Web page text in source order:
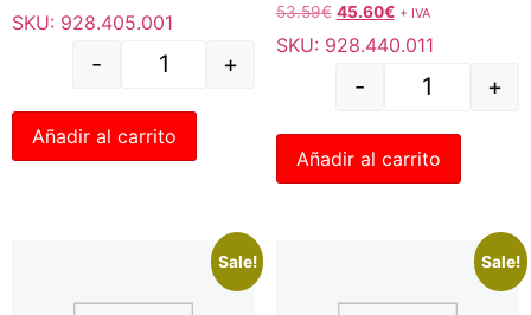
SKU: 928.405.001
- +
Añadir al carrito
53.59€ 45.60€ + IVA
SKU: 928.440.011
- +
Añadir al carrito
Sale! Sale!